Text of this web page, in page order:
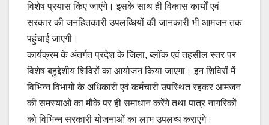
विशेष प्रयास किए जाएंगे। इसके साथ ही विकास कार्यों एवं
सरकार की जनहितकारी उपलब्धियों की जानकारी भी आमजन तक
पहुंचाई जाएगी।
कार्यक्रम के अंतर्गत प्रदेश के जिला, ब्लॉक एवं तहसील स्तर पर
विशेष बहुद्देशीय शिविरों का आयोजन किया जाएगा। इन शिविरों में
विभिन्न विभागों के अधिकारी एवं कर्मचारी उपस्थित रहकर आमजन
की समस्याओं का मौके पर ही समाधान करेंगे तथा पात्र नागरिकों
को विभिन्न सरकारी योजनाओं का लाभ उपलब्ध कराएंगे।